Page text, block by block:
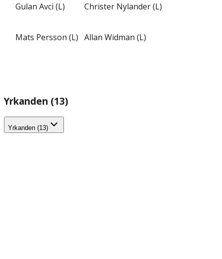
Gulan Avci (L) Christer Nylander (L)
Mats Persson (L) Allan Widman (L)
Yrkanden (13)
Yrkanden (13)